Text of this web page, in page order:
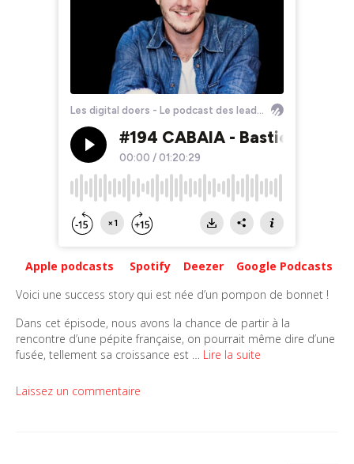
Apple podcasts Spotify Deezer
Google Podcasts
Voici une success story qui est née d’un pompon de bonnet !
Dans cet épisode, nous avons la chance de partir à la
rencontre d’une pépite française, on pourrait même dire d’une
fusée, tellement sa croissance est … Lire la suite
Laissez un commentaire